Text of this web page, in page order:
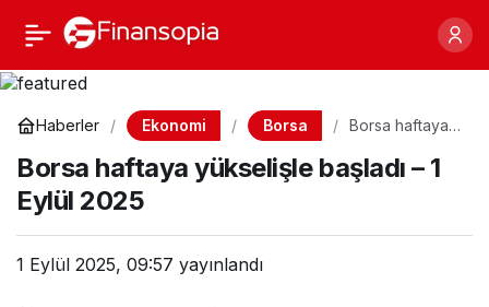
Haberler Ekonomi Borsa
Borsa haftaya
başladı – 1 Eylül
2025
Borsa haftaya yükselişle başladı – 1
Eylül 2025
1 Eylül 2025, 09:57 yayınlandı
Borsa haftaya yükselişle
başladı – 1 Eylül 2025
Paylaş